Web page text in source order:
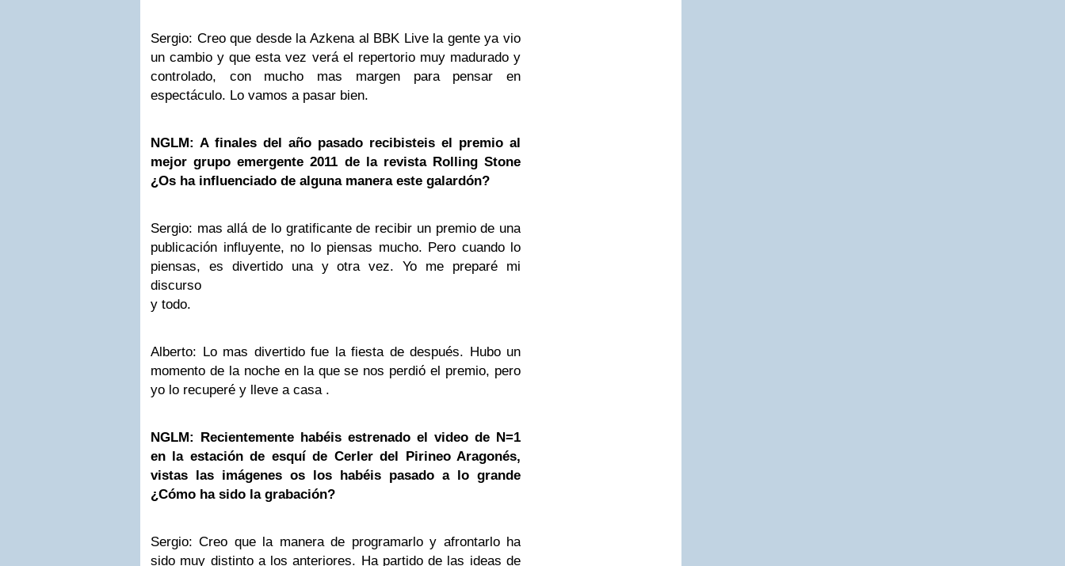
Sergio: Creo que desde la Azkena al BBK Live la gente ya vio
un cambio y que esta vez verá el repertorio muy madurado y
controlado, con mucho mas margen para pensar en
espectáculo. Lo vamos a pasar bien.
NGLM: A finales del año pasado recibisteis el premio al
mejor grupo emergente 2011 de la revista Rolling Stone
¿Os ha influenciado de alguna manera este galardón?
Sergio: mas allá de lo gratificante de recibir un premio de una
publicación influyente, no lo piensas mucho. Pero cuando lo
piensas, es divertido una y otra vez. Yo me preparé mi
discurso
y todo.
Alberto: Lo mas divertido fue la fiesta de después. Hubo un
momento de la noche en la que se nos perdió el premio, pero
yo lo recuperé y lleve a casa .
NGLM: Recientemente habéis estrenado el video de N=1
en la estación de esquí de Cerler del Pirineo Aragonés,
vistas las imágenes os los habéis pasado a lo grande
¿Cómo ha sido la grabación?
Sergio: Creo que la manera de programarlo y afrontarlo ha
sido muy distinto a los anteriores. Ha partido de las ideas de